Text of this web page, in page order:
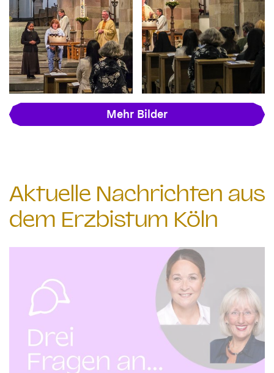
Mehr Bilder
Aktuelle Nachrichten aus
dem Erzbistum Köln